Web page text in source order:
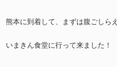
熊本に到着して、まずは腹ごしらえ
いまきん食堂に行って来ました！